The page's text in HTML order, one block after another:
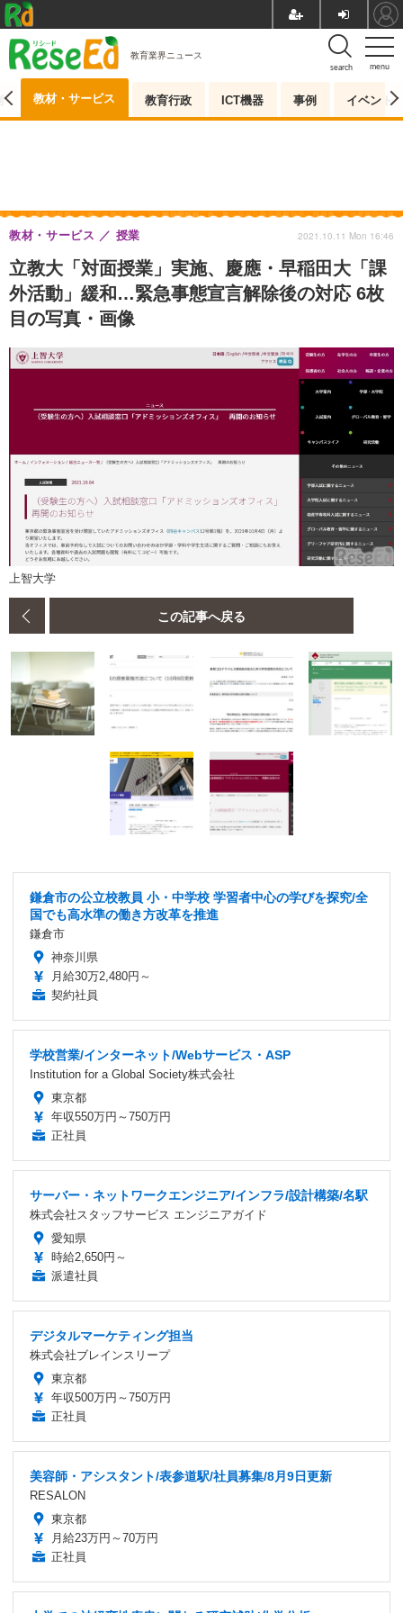
menu
search
教育業界ニュース
教材・サービス 教育行政 ICT機器 事例 イベント
立教大「対面授業」実施、慶應・早稲田大「課
外活動」緩和…緊急事態宣言解除後の対応 6枚
目の写真・画像
教材・サービス 授業 2021.10.11 Mon 16:46
上智大学
この記事へ戻る
鎌倉市の公立校教員 小・中学校 学習者中心の学びを探究/全
国でも高水準の働き方改革を推進
鎌倉市
神奈川県
月給30万2,480円～
契約社員
学校営業/インターネット/Webサービス・ASP
Institution for a Global Society株式会社
東京都
年収550万円～750万円
正社員
サーバー・ネットワークエンジニア/インフラ/設計構築/名駅
株式会社スタッフサービス エンジニアガイド
愛知県
時給2,650円～
派遣社員
デジタルマーケティング担当
株式会社ブレインスリープ
東京都
年収500万円～750万円
正社員
美容師・アシスタント/表参道駅/社員募集/8月9日更新
RESALON
東京都
月給23万円～70万円
正社員